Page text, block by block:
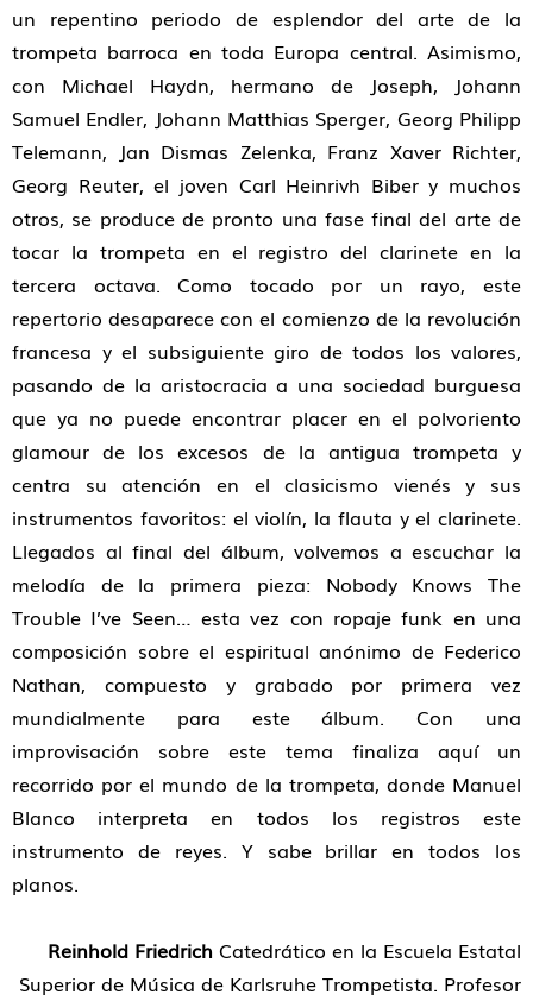
un repentino periodo de esplendor del arte de la
trompeta barroca en toda Europa central. Asimismo,
con Michael Haydn, hermano de Joseph, Johann
Samuel Endler, Johann Matthias Sperger, Georg Philipp
Telemann, Jan Dismas Zelenka, Franz Xaver Richter,
Georg Reuter, el joven Carl Heinrivh Biber y muchos
otros, se produce de pronto una fase final del arte de
tocar la trompeta en el registro del clarinete en la
tercera octava. Como tocado por un rayo, este
repertorio desaparece con el comienzo de la revolución
francesa y el subsiguiente giro de todos los valores,
pasando de la aristocracia a una sociedad burguesa
que ya no puede encontrar placer en el polvoriento
glamour de los excesos de la antigua trompeta y
centra su atención en el clasicismo vienés y sus
instrumentos favoritos: el violín, la flauta y el clarinete.
Llegados al final del álbum, volvemos a escuchar la
melodía de la primera pieza: Nobody Knows The
Trouble I’ve Seen… esta vez con ropaje funk en una
composición sobre el espiritual anónimo de Federico
Nathan, compuesto y grabado por primera vez
mundialmente para este álbum. Con una
improvisación sobre este tema finaliza aquí un
recorrido por el mundo de la trompeta, donde Manuel
Blanco interpreta en todos los registros este
instrumento de reyes. Y sabe brillar en todos los
planos.
Reinhold Friedrich Catedrático en la Escuela Estatal
Superior de Música de Karlsruhe Trompetista. Profesor